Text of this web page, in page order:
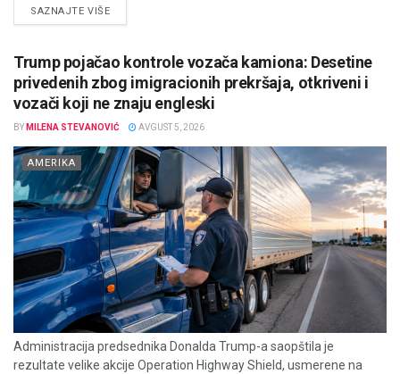
SAZNAJTE VIŠEDETAILS
Trump pojačao kontrole vozača kamiona: Desetine
privedenih zbog imigracionih prekršaja, otkriveni i
vozači koji ne znaju engleski
BY MILENA STEVANOVIĆ AVGUST 5, 2026
AMERIKA
Administracija predsednika Donalda Trump-a saopštila je
rezultate velike akcije Operation Highway Shield, usmerene na